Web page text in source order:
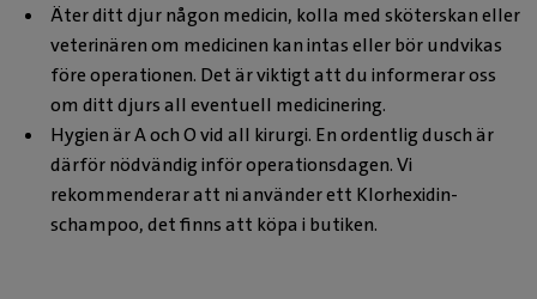
Äter ditt djur någon medicin, kolla med sköterskan eller
veterinären om medicinen kan intas eller bör undvikas
före operationen. Det är viktigt att du informerar oss
om ditt djurs all eventuell medicinering.
Hygien är A och O vid all kirurgi. En ordentlig dusch är
därför nödvändig inför operationsdagen. Vi
rekommenderar att ni använder ett Klorhexidin-
schampoo, det finns att köpa i butiken.